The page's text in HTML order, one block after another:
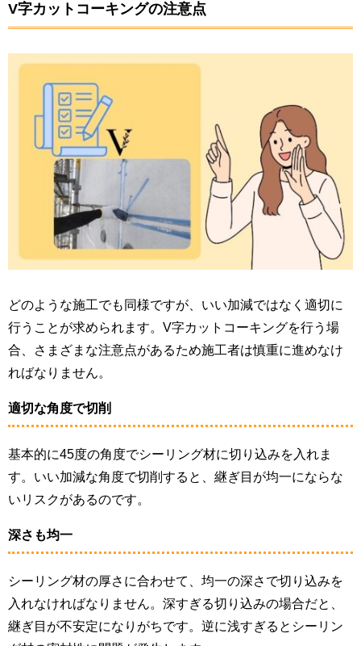
V字カットコーキングの注意点
どのような施工でも同様ですが、いい加減ではなく適切に
行うことが求められます。V字カットコーキングを行う場
合、さまざまな注意点があるため施工者は慎重に進めなけ
ればなりません。
適切な角度で切削
基本的に45度の角度でシーリング材に切り込みを入れま
す。いい加減な角度で切削すると、継ぎ目が均一にならな
いリスクがあるのです。
深さも均一
シーリング材の厚さに合わせて、均一の深さで切り込みを
入れなければなりません。深すぎる切り込みの場合だと、
継ぎ目が不安定になりがちです。逆に浅すぎるとシーリン